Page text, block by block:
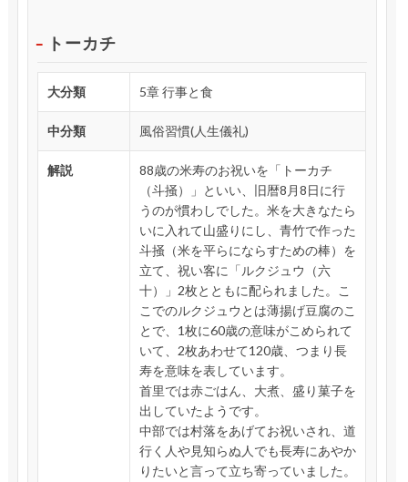
トーカチ
大分類 5章 行事と食
中分類 風俗習慣(人生儀礼)
解説
88歳の米寿のお祝いを「トーカチ
（斗掻）」といい、旧暦8月8日に行
うのが慣わしでした。米を大きなたら
いに入れて山盛りにし、青竹で作った
斗掻（米を平らにならすための棒）を
立て、祝い客に「ルクジュウ（六
十）」2枚とともに配られました。こ
こでのルクジュウとは薄揚げ豆腐のこ
とで、1枚に60歳の意味がこめられて
いて、2枚あわせて120歳、つまり長
寿を意味を表しています。
首里では赤ごはん、大煮、盛り菓子を
出していたようです。
中部では村落をあげてお祝いされ、道
行く人や見知らぬ人でも長寿にあやか
りたいと言って立ち寄っていました。